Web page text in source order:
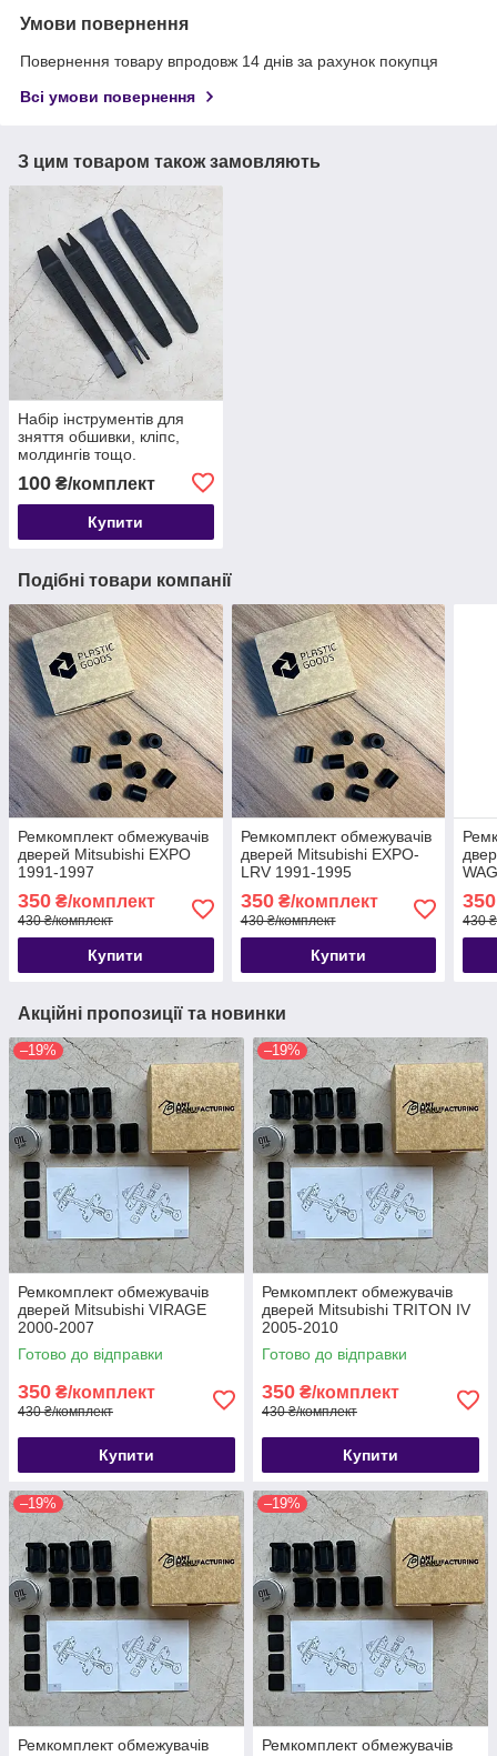
Умови повернення
Повернення товару впродовж 14 днів за рахунок покупця
Всі умови повернення
З цим товаром також замовляють
Набір інструментів для
зняття обшивки, кліпс,
молдингів тощо.
автомобіля з антиковзною
поверхнею, 4 шт
100 ₴/комплект
Купити
Подібні товари компанії
Ремкомплект обмежувачів
дверей Mitsubishi EXPO
1991-1997
350 ₴/комплект
430 ₴/комплект
Купити
Ремкомплект обмежувачів
дверей Mitsubishi EXPO-
LRV 1991-1995
350₴/комплект
430 ₴/комплект
Купити
350
430
Акційні пропозиції та новинки
–19%
Ремкомплект обмежувачів
дверей Mitsubishi VIRAGE
2000-2007
Готово до відправки
350 ₴/комплект
430 ₴/комплект
Купити
–19%
Ремкомплект обмежувачів
дверей Mitsubishi TRITON IV
2005-2010
Готово до відправки
350 ₴/комплект
430 ₴/комплект
Купити
–19%
Ремкомплект обмежувачів
–19%
Ремкомплект обмежувачів